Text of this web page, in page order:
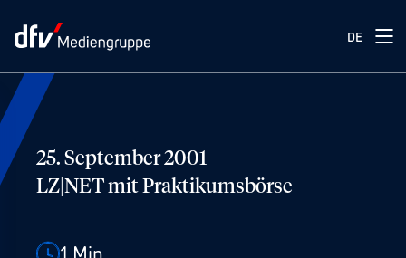
DE
25. September 2001
LZ|NET mit Praktikumsbörse
1 Min.